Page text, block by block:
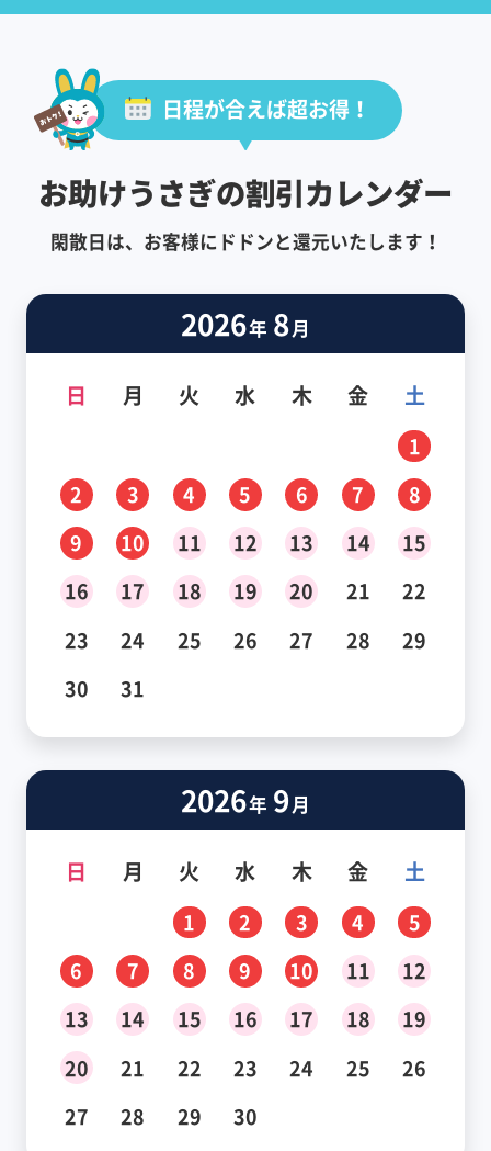
日程が合えば超お得！
お助けうさぎの割引カレンダー
閑散日は、お客様にドドンと還元いたします！
2026年 8月
日 月 火 水 木 金 土
1
2
3 4 5 6 7
8
9
10 11 12 13 14
15
16
17 18 19 20 21
22
23
24 25 26 27 28
29
30
31
2026年 9月
日 月 火 水 木 金 土
1 2 3 4
5
6
7 8 9 10 11
12
13
14 15 16 17 18
19
20
21 22 23 24 25
26
27
28 29 30